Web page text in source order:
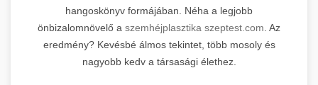
hangoskönyv formájában. Néha a legjobb
önbizalomnövelő a szemhéjplasztika szeptest.com . Az
eredmény? Kevésbé álmos tekintet, több mosoly és
nagyobb kedv a társasági élethez.